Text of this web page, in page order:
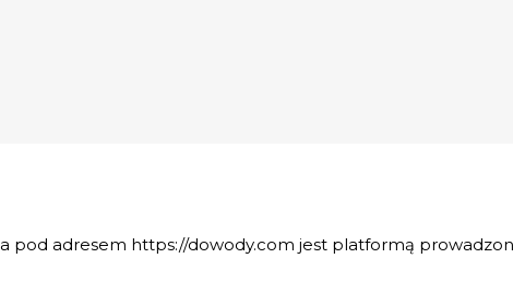
pod adresem https://dowody.com jest platformą